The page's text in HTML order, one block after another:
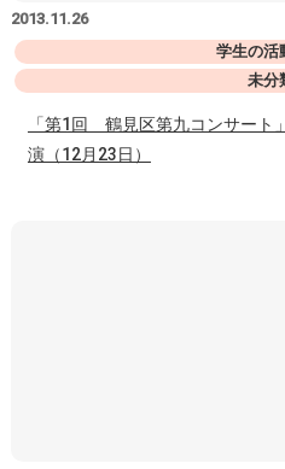
2013.11.26
学生の活
未分
「第1回 鶴見区第九コンサート
演（12月23日）